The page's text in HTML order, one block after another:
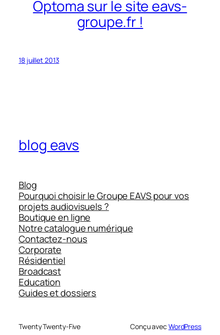
Optoma sur le site eavs-
groupe.fr !
18 juillet 2013
blog eavs
Blog
Pourquoi choisir le Groupe EAVS pour vos
projets audiovisuels ?
Boutique en ligne
Notre catalogue numérique
Contactez-nous
Corporate
Résidentiel
Broadcast
Education
Guides et dossiers
Twenty Twenty-Five Conçu avec WordPress